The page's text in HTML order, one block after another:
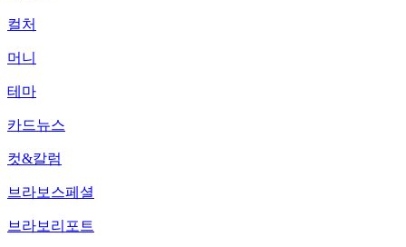
컬처
머니
테마
카드뉴스
컷&칼럼
브라보스페셜
브라보리포트